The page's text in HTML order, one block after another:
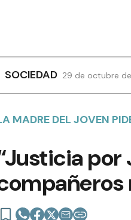
SOCIEDAD 29 de octubre
MADRE DEL JOVEN
por